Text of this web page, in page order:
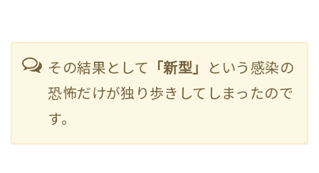
その結果として 「新型」
という感染の
恐怖だけが独り歩きしてしまったので
す。